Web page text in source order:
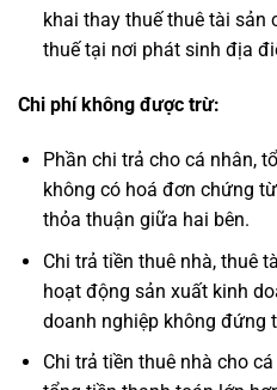
khai thay thuế thuê tài sản
thuế tại nơi phát sinh địa
Chi phí không được trừ:
Phần chi trả cho cá nhân,
không có hoá đơn chứng
thỏa thuận giữa hai bên.
Chi trả tiền thuê nhà, thuê
hoạt động sản xuất kinh
doanh nghiệp không đứng
Chi trả tiền thuê nhà cho